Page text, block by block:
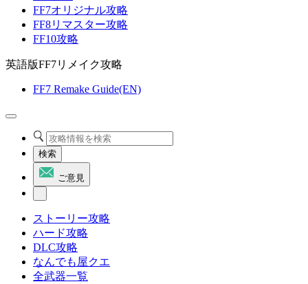
FF7オリジナル攻略
FF8リマスター攻略
FF10攻略
英語版FF7リメイク攻略
FF7 Remake Guide(EN)
検索
ご意見
ストーリー攻略
ハード攻略
DLC攻略
なんでも屋クエ
全武器一覧